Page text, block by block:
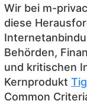
Wir bei m-
diese
Behörden,
und kritischen
Kernprodukt
Common